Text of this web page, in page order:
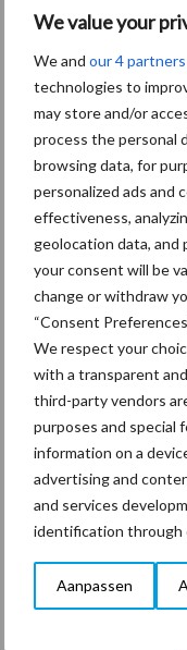
We value your
We and our 4 partners
technologies to
may store and/or
process the personal
browsing data, for
personalized ads and
effectiveness,
geolocation data,
your consent will be
change or withdraw
“Consent
We respect your
with a transparent
third-party vendors
purposes and special
information on a
advertising and
and services
identification through
Aanpassen
Primaire
Sidebar
Recent
30 dec
24 dec
23 dec
22 dec